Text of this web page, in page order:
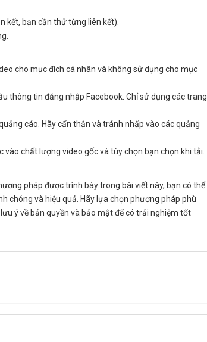
kết, bạn cần thử từng liên kết).
cho mục đích cá nhân và không sử dụng cho mục
thông tin đăng nhập Facebook. Chỉ sử dụng các trang
cáo. Hãy cẩn thận và tránh nhấp vào các quảng
chất lượng video gốc và tùy chọn bạn chọn khi tải.
pháp được trình bày trong bài viết này, bạn có thể
chóng và hiệu quả. Hãy lựa chọn phương pháp phù
ý về bản quyền và bảo mật để có trải nghiệm tốt